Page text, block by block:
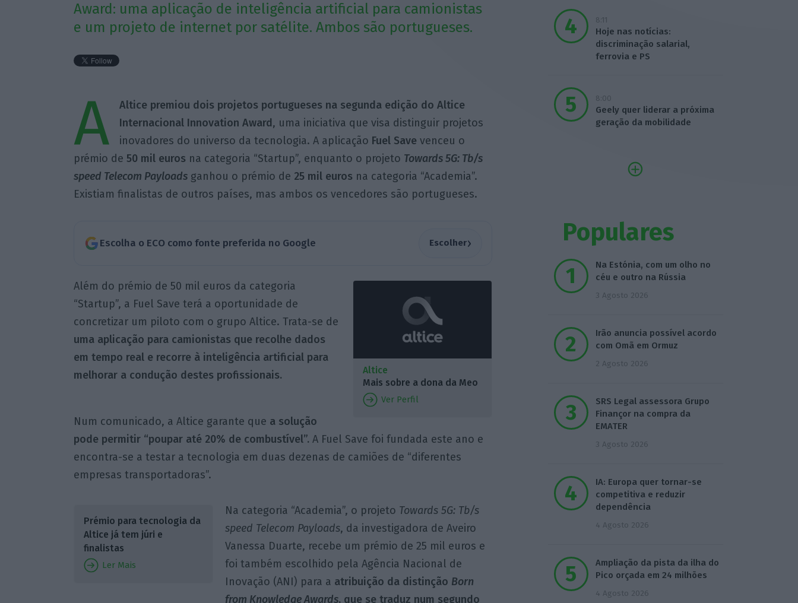
Award: uma aplicação de inteligência artificial para camionistas
e um projeto de internet por satélite. Ambos são portugueses.
A
Altice premiou dois projetos portugueses na segunda edição do Altice
Internacional Innovation Award , uma iniciativa que visa distinguir projetos
inovadores do universo da tecnologia. A aplicação Fuel Save venceu o
prémio de 50 mil euros na categoria “Startup”, enquanto o projeto Towards 5G: Tb/s
speed Telecom Payloadsganhou o prémio de 25 mil euros na categoria “Academia”.
Existiam finalistas de outros países, mas ambos os vencedores são portugueses.
Escolha o ECO como fonte preferida no Google Escolher›
Altice
Mais sobre a dona da Meo
Ver Perfil
Além do prémio de 50 mil euros da categoria
“Startup”, a Fuel Save terá a oportunidade de
concretizar um piloto com o grupo Altice. Trata-se de
uma aplicação para camionistas que recolhe dados
em tempo real e recorre à inteligência artificial para
melhorar a condução destes profissionais.
Num comunicado, a Altice garante que a solução
pode permitir “poupar até 20% de combustível”. A Fuel Save foi fundada este ano e
encontra-se a testar a tecnologia em duas dezenas de camiões de “diferentes
empresas transportadoras”.
Prémio para tecnologia da
Altice já tem júri e
finalistas
Ler Mais
Na categoria “Academia”, o projeto Towards 5G: Tb/s
speed Telecom Payloads, da investigadora de Aveiro
Vanessa Duarte, recebe um prémio de 25 mil euros e
foi também escolhido pela Agência Nacional de
Inovação (ANI) para a atribuição da distinção Born
from Knowledge Awards, que se traduz num segundo
8:11
Hoje nas notícias:
discriminação salarial,
ferrovia e PS
8:00
Geely quer liderar a próxima
geração da mobilidade
Populares
Na Estónia, com um olho no
céu e outro na Rússia
3 Agosto 2026
Irão anuncia possível acordo
com Omã em Ormuz
2 Agosto 2026
SRS Legal assessora Grupo
Finançor na compra da
EMATER
3 Agosto 2026
IA: Europa quer tornar-se
competitiva e reduzir
dependência
4 Agosto 2026
Ampliação da pista da ilha do
Pico orçada em 24 milhões
4 Agosto 2026